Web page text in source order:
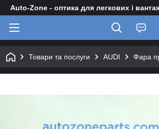
Auto-Zone - оптика для легкових і
Товари та послуги AUDI Фара